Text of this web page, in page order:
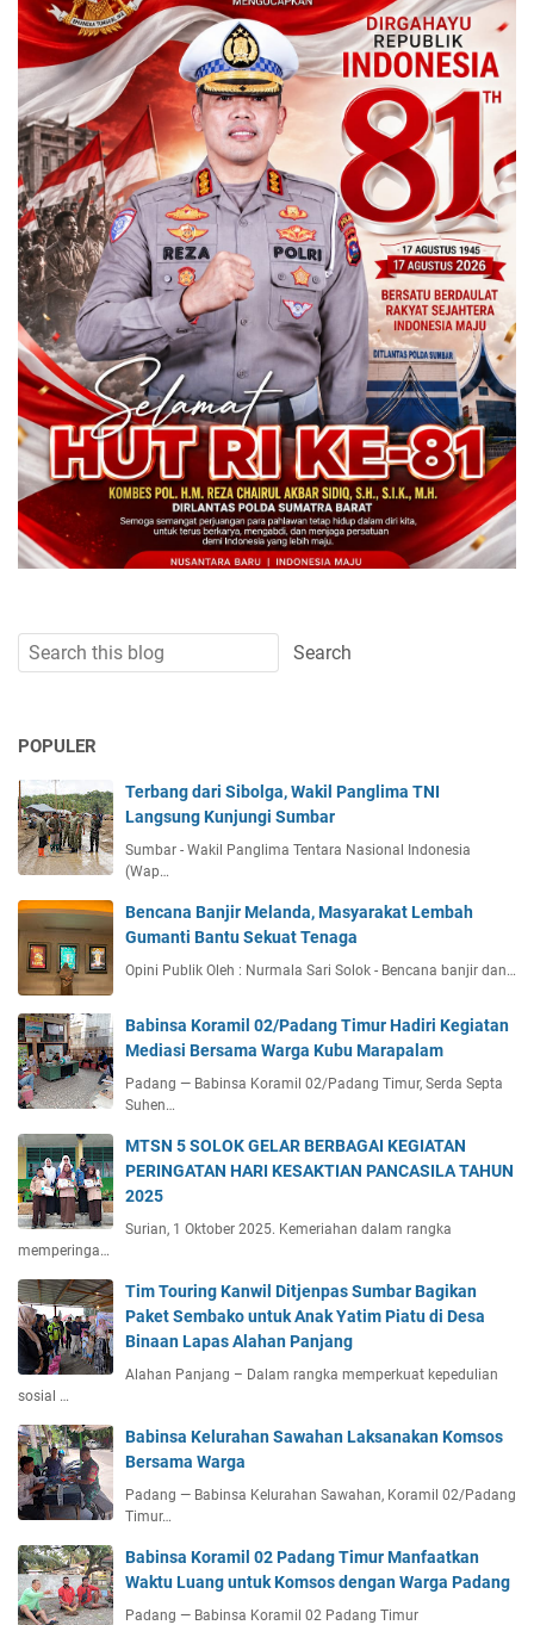
POPULER
Terbang dari Sibolga, Wakil Panglima TNI
Langsung Kunjungi Sumbar
Sumbar - Wakil Panglima Tentara Nasional Indonesia
(Wap…
Bencana Banjir Melanda, Masyarakat Lembah
Gumanti Bantu Sekuat Tenaga
Opini Publik Oleh : Nurmala Sari Solok - Bencana banjir dan…
Babinsa Koramil 02/Padang Timur Hadiri Kegiatan
Mediasi Bersama Warga Kubu Marapalam
Padang — Babinsa Koramil 02/Padang Timur, Serda Septa
Suhen…
MTSN 5 SOLOK GELAR BERBAGAI KEGIATAN
PERINGATAN HARI KESAKTIAN PANCASILA TAHUN
2025
Surian, 1 Oktober 2025. Kemeriahan dalam rangka
memperinga…
Tim Touring Kanwil Ditjenpas Sumbar Bagikan
Paket Sembako untuk Anak Yatim Piatu di Desa
Binaan Lapas Alahan Panjang
Alahan Panjang – Dalam rangka memperkuat kepedulian
sosial …
Babinsa Kelurahan Sawahan Laksanakan Komsos
Bersama Warga
Padang — Babinsa Kelurahan Sawahan, Koramil 02/Padang
Timur…
Babinsa Koramil 02 Padang Timur Manfaatkan
Waktu Luang untuk Komsos dengan Warga Padang
Padang — Babinsa Koramil 02 Padang Timur